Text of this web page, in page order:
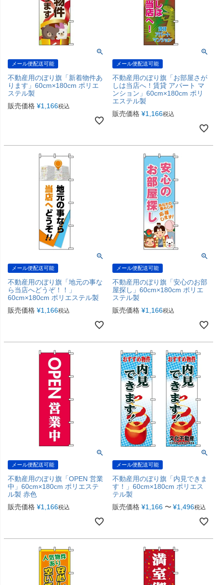
メール便配送可能
不動産用のぼり旗「新着物件あ
ります」60cm×180cm ポリエ
ステル製
販売価格 ¥1,166税込
メール便配送可能
不動産用のぼり旗「お部屋さが
しは当店へ！賃貸 アパート マ
ンション」60cm×180cm ポリ
エステル製
販売価格 ¥1,166税込
メール便配送可能
不動産用のぼり旗「地元の事な
ら当店へどうぞ！！」
60cm×180cm ポリエステル製
販売価格 ¥1,166税込
メール便配送可能
不動産用のぼり旗「安心のお部
屋探し」60cm×180cm ポリエ
ステル製
販売価格 ¥1,166税込
メール便配送可能
不動産用のぼり旗「OPEN 営業
中」60cm×180cm ポリエステ
ル製 赤色
販売価格 ¥1,166税込
メール便配送可能
不動産用のぼり旗「内見できま
す！」60cm×180cm ポリエス
テル製
販売価格 ¥1,166 〜 ¥1,496税込